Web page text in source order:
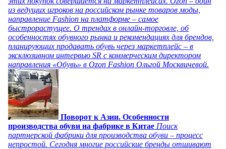
из ведущих игроков на российском рынке товаров моды,
направление Fashion на платформе – самое
быстрорастущее. О трендах в онлайн-торговле, об
особенностях обувного рынка и рекомендациях для брендов,
планирующих продавать обувь через маркетплейс – в
эксклюзивном интервью SR с коммерческим директором
направления «Обувь» в Ozon Fashion Ольгой Москвичевой.
Поворот к Азии. Особенности
производства обуви на фабрике в Китае Поиск
партнерской фабрики для производства обуви – процесс
непростой. Сегодня многие российские бренды отшивают